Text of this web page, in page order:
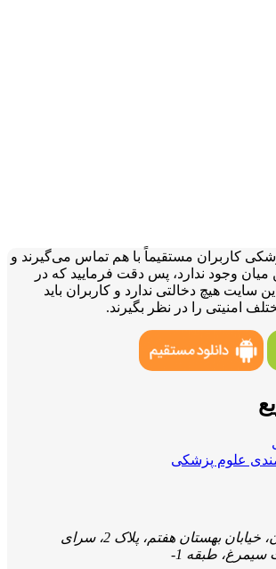
کاربران مستقیماً با هم تماس می‌گیرند و
وجود ندارد، پس دقت فرمایید که در
هیچ دخالتی ندارد و کاربران باید
امنیتی را در نظر بگیرند.
علوم پزشکی
تهران پاسداران، خیابان بهستان هفتم، پلاک 2، سرای
طبقه 1-